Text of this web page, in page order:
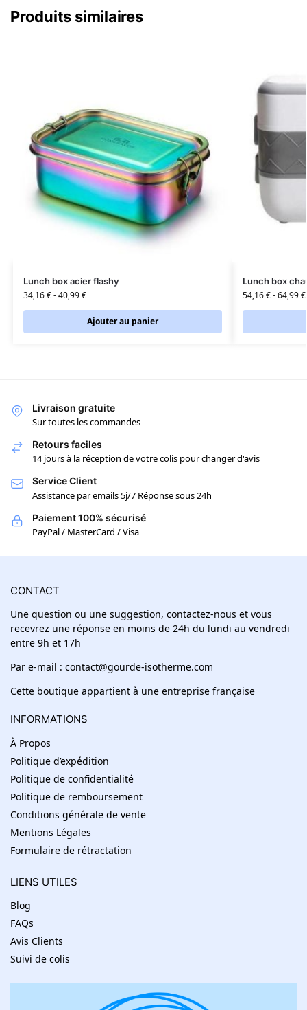
Produits similaires
Lunch box acier flashy
34,16€-40,99€
Ajouter au panier
Lunch box
54,16€-64,99€
Livraison gratuite
Sur toutes les commandes
Retours faciles
14 jours à la réception de votre colis pour changer d'avis
Service Client
Assistance par emails 5j/7 Réponse sous 24h
Paiement 100% sécurisé
PayPal / MasterCard / Visa
CONTACT
Une question ou une suggestion, contactez-nous et vous
recevrez une réponse en moins de 24h du lundi au vendredi
entre 9h et 17h
Par e-mail : contact@gourde-isotherme.com
Cette boutique appartient à une entreprise française
INFORMATIONS
À Propos
Politique d’expédition
Politique de confidentialité
Politique de remboursement
Conditions générale de vente
Mentions Légales
Formulaire de rétractation
LIENS UTILES
Blog
FAQs
Avis Clients
Suivi de colis